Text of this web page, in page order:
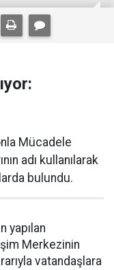
Mücadele
adı kullanılarak
bulundu.
yapılan
Merkezinin
vatandaşlara